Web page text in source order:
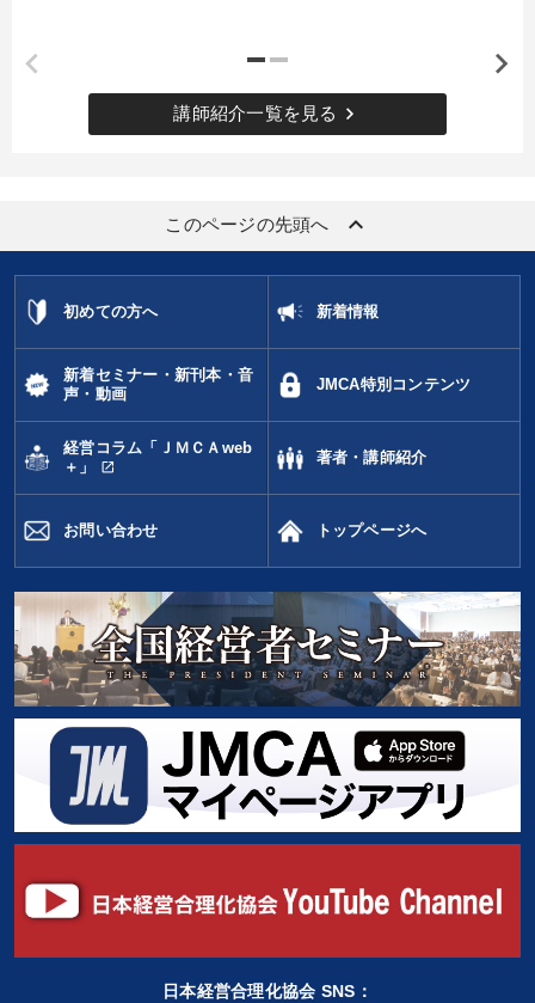
講師紹介一覧を見る keyboard_arrow_right
このページの先頭へ keyboard_arrow_up
初めての方へ 新着情報
新着セミナー・新刊本・音
声・動画
JMCA特別コンテンツ
経営コラム「ＪＭＣＡweb
＋」
open_in_new
著者・講師紹介
お問い合わせ トップページへ
日本経営合理化協会 SNS：